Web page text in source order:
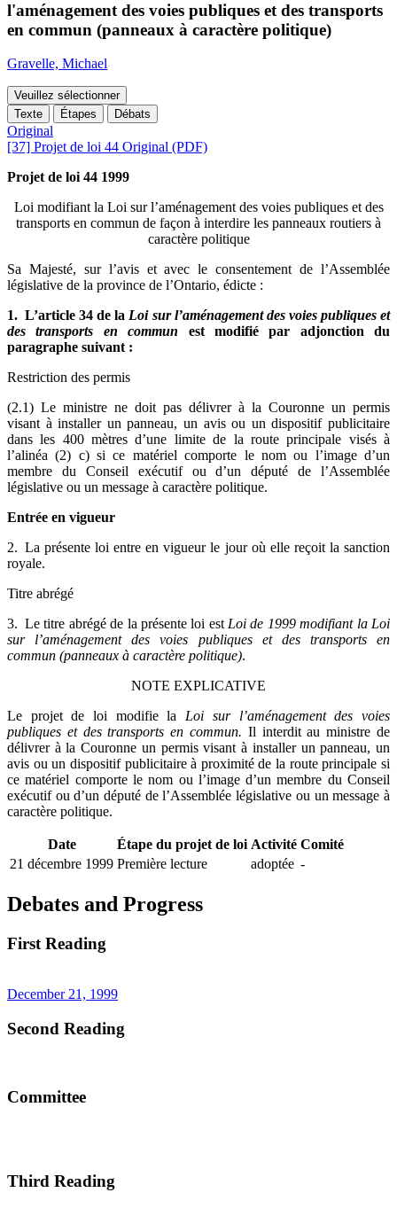
l'aménagement des voies publiques et des transports
en commun (panneaux à caractère politique)
Gravelle, Michael
Veuillez sélectionner
Texte
Étapes Débats
Original
[37] Projet de loi 44 Original (PDF)
Projet de loi 44 1999
Loi modifiant la Loi sur l’aménagement des voies publiques et des
transports en commun de façon à interdire les panneaux routiers à
caractère politique
Sa Majesté, sur l’avis et avec le consentement de l’Assemblée
législative de la province de l’Ontario, édicte :
1. L’article 34 de la Loi sur l’aménagement des voies publiques et
des transports en commun est modifié par adjonction du
paragraphe suivant :
Restriction des permis
(2.1) Le ministre ne doit pas délivrer à la Couronne un permis
visant à installer un panneau, un avis ou un dispositif publicitaire
dans les 400 mètres d’une limite de la route principale visés à
l’alinéa (2) c) si ce matériel comporte le nom ou l’image d’un
membre du Conseil exécutif ou d’un député de l’Assemblée
législative ou un message à caractère politique.
Entrée en vigueur
2. La présente loi entre en vigueur le jour où elle reçoit la sanction
royale.
Titre abrégé
3. Le titre abrégé de la présente loi est Loi de 1999 modifiant la Loi
sur l’aménagement des voies publiques et des transports en
commun (panneaux à caractère politique).
NOTE EXPLICATIVE
Le projet de loi modifie la Loi sur l’aménagement des voies
publiques et des transports en commun. Il interdit au ministre de
délivrer à la Couronne un permis visant à installer un panneau, un
avis ou un dispositif publicitaire à proximité de la route principale si
ce matériel comporte le nom ou l’image d’un membre du Conseil
exécutif ou d’un député de l’Assemblée législative ou un message à
caractère politique.
Date Étape du projet de loi Activité Comité
21 décembre 1999 Première lecture adoptée -
Debates and Progress
First Reading
December 21, 1999
Second Reading
Committee
Third Reading